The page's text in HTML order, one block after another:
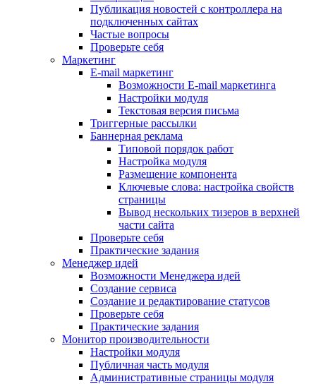
Публикация новостей с контроллера на
подключенных сайтах
Частые вопросы
Проверьте себя
Маркетинг
E-mail маркетинг
Возможности E-mail маркетинга
Настройки модуля
Текстовая версия письма
Триггерные рассылки
Баннерная реклама
Типовой порядок работ
Настройка модуля
Размещение компонента
Ключевые слова: настройка свойств
страницы
Вывод нескольких тизеров в верхней
части сайта
Проверьте себя
Практические задания
Менеджер идей
Возможности Менеджера идей
Создание сервиса
Создание и редактирование статусов
Проверьте себя
Практические задания
Монитор производительности
Настройки модуля
Публичная часть модуля
Административные страницы модуля